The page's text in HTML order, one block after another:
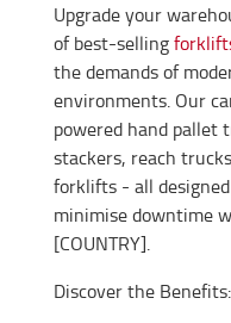
Upgrade your
of best-selling
the demands of
environments. Our
powered hand pallet
stackers, reach
forklifts - all
minimise downtime
[COUNTRY].
Discover the Benefits: